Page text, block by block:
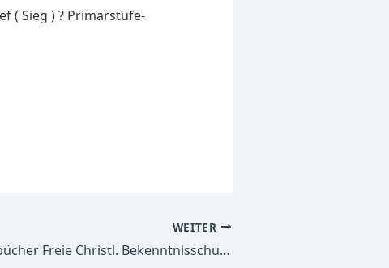
( Sieg ) ? Primarstufe-
WEITER
Alle Schulbücher Freie Christl. Bekenntnisschule Hennef Evangelische Bekenntnisgrundschule des Fr.Christl. Bekenntnisschule Hennef e.V.